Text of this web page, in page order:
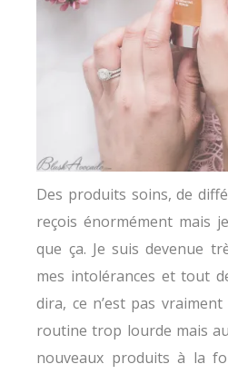
Des produits soins, de
reçois énormément mais
que ça. Je suis devenue
mes intolérances et tout
dira, ce n’est pas vraiment
routine trop lourde mais
nouveaux produits à la